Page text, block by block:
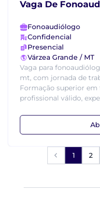
Vaga De
Fonoaudiólogo
Confidencial
Presencial
Várzea Grande / MT
Vaga para
mt, com jornada de
Formação superior
profissional válido,
1 2